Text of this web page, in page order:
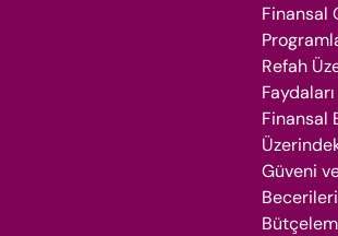
Finansal
Refah
Faydaları
Finansal
Güveni